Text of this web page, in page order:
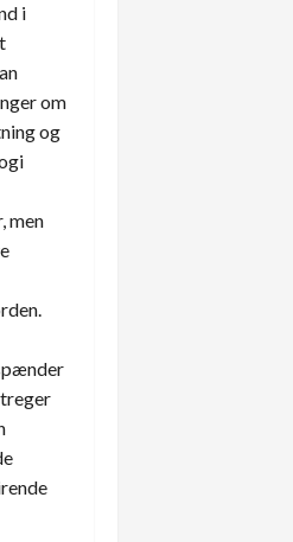
i
om
og
men